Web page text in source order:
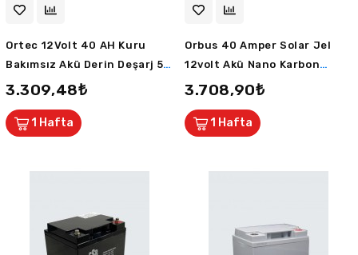
Ortec 12Volt 40 AH Kuru
Bakımsız Akü Derin Deşarj 5
Sene Ömürlü
3.309,48₺
1 Hafta
Orbus 40 Amper Solar Jel
12volt Akü Nano Karbon
Derin Deşarj 10 Sene Ömürlü
3.708,90₺
1 Hafta